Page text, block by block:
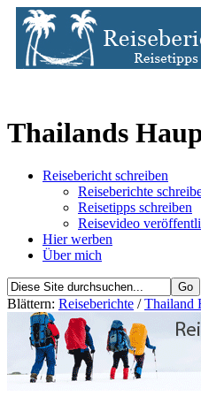
Thailands
Reisebericht schreiben
Reiseberichte
Reisetipps schreiben
Reisevideo
Hier werben
Über mich
Blättern: Reiseberichte /Thailand